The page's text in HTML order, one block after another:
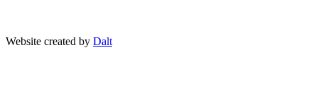
Website created by Dalt